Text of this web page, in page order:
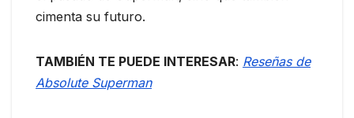
cimenta su futuro.
TAMBIÉN TE PUEDE INTERESAR: Reseñas de
Absolute Superman